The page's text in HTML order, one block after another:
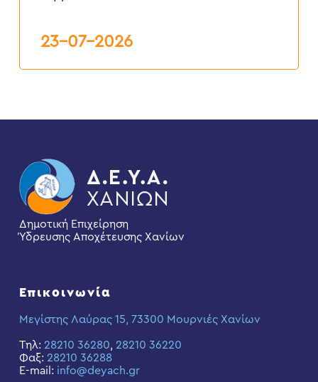
23-07-2026
Δημοτική Επιχείρηση
Ύδρευσης Αποχέτευσης Χανίων
Επικοινωνία
Μεγίστης Λαύρας 15, 73300 Μουρνιές Χανίων
Τηλ: 28210 36280, 28210 36220
Φαξ: 28210 36288
E-mail: info@deyach.gr